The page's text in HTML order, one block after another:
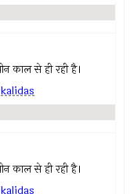
काल से ही रही है।
kalidas
काल से ही रही है।
kalidas